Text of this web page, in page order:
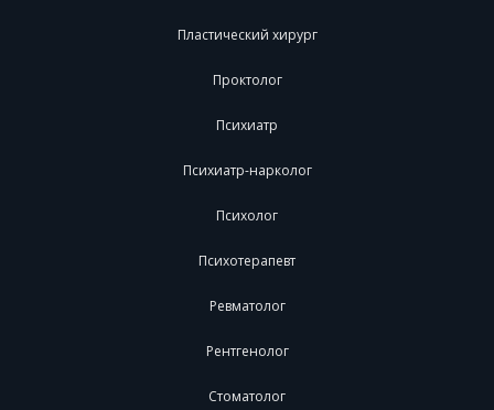
Пластический хирург
Проктолог
Психиатр
Психиатр-нарколог
Психолог
Психотерапевт
Ревматолог
Рентгенолог
Стоматолог